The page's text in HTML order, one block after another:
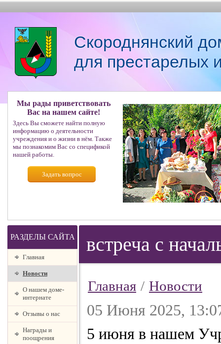
Скороднянский
для престарелых
Мы рады приветствовать
Вас на нашем сайте!
Здесь Вы сможете найти полную
информацию о деятельности
учреждения и о жизни в нём. Также
мы познакомим Вас со спецификой
нашей работы.
Задать вопрос
РАЗДЕЛЫ САЙТА
Главная
Новости
О нашем доме-
интернате
Отзывы о нас
Награды и
поощрения
встреча с
Главная / Новости
05 Июня 2025,
5 июня в нашем